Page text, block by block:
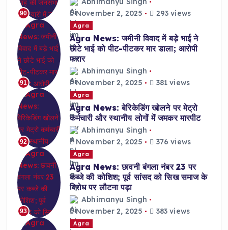
90
November 2, 2025
293 views
91
Agra
Agra News: जमीनी विवाद में बड़े भाई ने
छोटे भाई को पीट-पीटकर मार डाला; आरोपी
फरार
Abhimanyu Singh
November 2, 2025
381 views
92
Agra
Agra News: बेरिकेडिंग खोलने पर मेट्रो
कर्मचारी और स्थानीय लोगों में जमकर मारपीट
Abhimanyu Singh
November 2, 2025
376 views
93
Agra
Agra News: छावनी बंगला नंबर 23 पर
कब्जे की कोशिश; पूर्व सांसद को सिख समाज के
विरोध पर लौटना पड़ा
Abhimanyu Singh
November 2, 2025
383 views
Agra